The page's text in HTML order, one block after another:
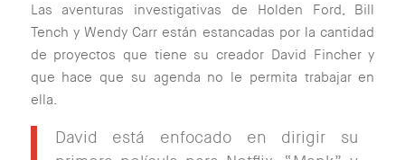
Las aventuras investigativas de Holden Ford, Bill
Tench y Wendy Carr están estancadas por la cantidad
de proyectos que tiene su creador David Fincher y
que hace que su agenda no le permita trabajar en
ella.
David está enfocado en dirigir su